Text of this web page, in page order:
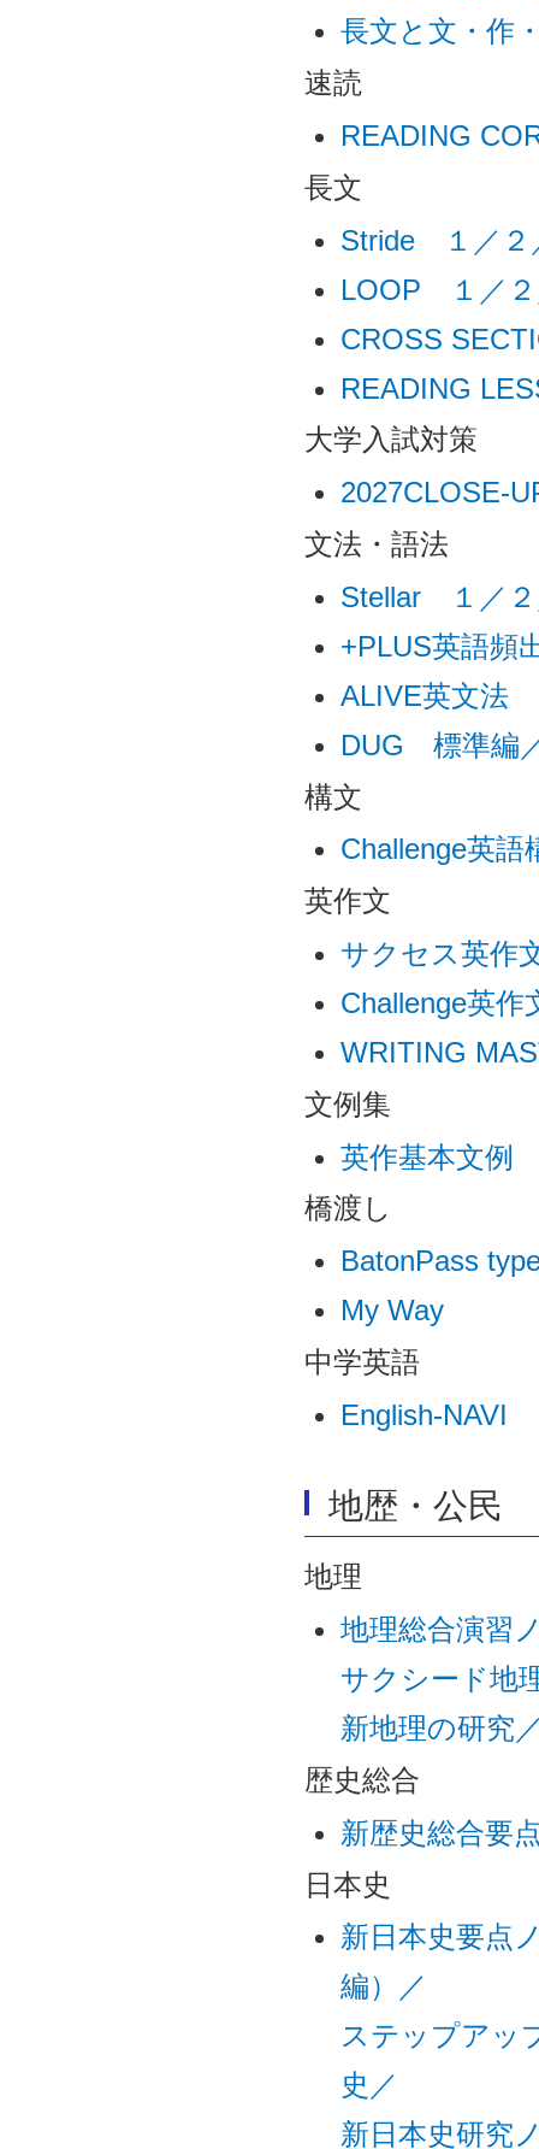
長文と文・作
速読
READING
長文
Stride １／２
LOOP １／２
CROSS
READING
大学入試対策
2027CLOSE-
文法・語法
Stellar １／２
+PLUS英語頻
ALIVE英文法
DUG 標準編
構文
Challenge英語
英作文
サクセス英作
Challenge英作
WRITING
文例集
英作基本文例
橋渡し
BatonPass
My Way
中学英語
English-NAVI
地歴・公民
地理
地理総合演習
サクシード地
新地理の研究
歴史総合
新歴史総合要
日本史
新日本史要点
編）／
ステップアッ
史／
新日本史研究